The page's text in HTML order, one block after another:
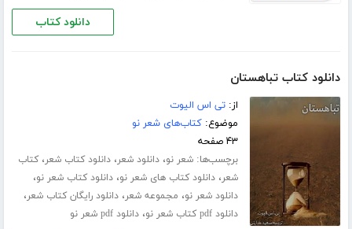
دانلود کتاب
دانلود کتاب تباهستان
از:تی اس الیوت
موضوع:کتاب‌های شعر نو
۴۳ صفحه
برچسب‌ها:شعر نو،دانلود شعر،دانلود کتاب شعر،کتاب
شعر،دانلود کتاب های شعر نو،دانلود کتاب شعر نو،
دانلود شعر نو، مجموعه شعر،دانلود رایگان کتاب شعر،
دانلود pdf کتاب شعر نو ،دانلود pdf شعر نو